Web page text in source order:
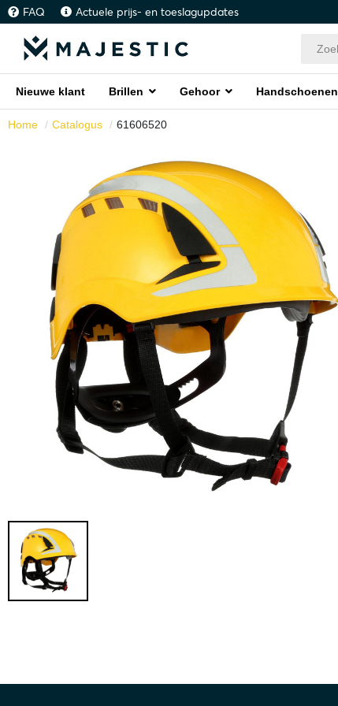
FAQ Actuele prijs- en toeslagupdates
Nieuwe klant Brillen Gehoor Handschoenen
Home Catalogus 61606520